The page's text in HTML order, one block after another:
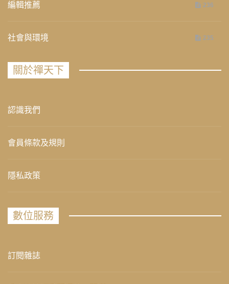
編輯推薦 236
社會與環境 235
關於禪天下
認識我們
會員條款及規則
隱私政策
數位服務
訂閱雜誌